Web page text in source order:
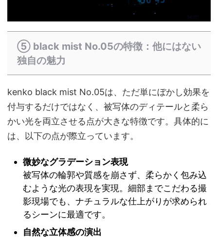
⑤ black mist No.05の特徴：他にはない
独自の魅力
kenko black mist No.05は、ただ単にぼかし効果を
付与するだけではなく、被写体のディテールと柔ら
かい光を両立させる点が大きな特徴です。具体的に
は、以下の点が際立っています。
微妙なグラデーション表現
被写体の輪郭や質感を崩さず、柔らかく包み込
むような光の表現を実現。細部までこだわる撮
影現場でも、ナチュラルな仕上がりが求められ
るシーンに最適です。
自然な立体感の演出